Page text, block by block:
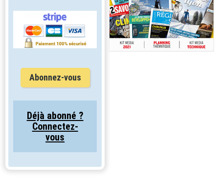
Abonnez-vous
Déjà abonné ?
Connectez-
vous